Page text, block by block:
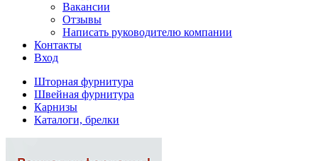
Вакансии
Отзывы
Написать руководителю компании
Контакты
Вход
Шторная фурнитура
Швейная фурнитура
Карнизы
Каталоги, брелки